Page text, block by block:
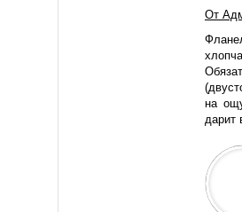
От
на
дарит